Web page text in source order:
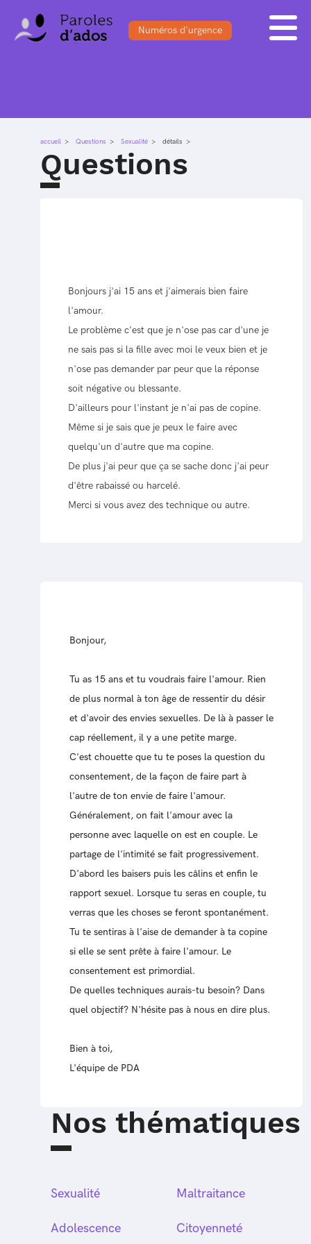
Numéros d'urgence
ACCUEIL
SONDAGES
accueil Questions Sexualité détails
Questions
Bonjours j'ai 15 ans et j'aimerais bien faire
l'amour.
Le problème c'est que je n'ose pas car d'une je
ne sais pas si la fille avec moi le veux bien et je
n'ose pas demander par peur que la réponse
soit négative ou blessante.
D'ailleurs pour l'instant je n'ai pas de copine.
Même si je sais que je peux le faire avec
quelqu'un d'autre que ma copine.
De plus j'ai peur que ça se sache donc j'ai peur
d'être rabaissé ou harcelé.
Merci si vous avez des technique ou autre.
Bonjour,
Tu as 15 ans et tu voudrais faire l'amour. Rien
de plus normal à ton âge de ressentir du désir
et d'avoir des envies sexuelles. De là à passer le
cap réellement, il y a une petite marge.
C'est chouette que tu te poses la question du
consentement, de la façon de faire part à
l'autre de ton envie de faire l'amour.
Généralement, on fait l'amour avec la
personne avec laquelle on est en couple. Le
partage de l'intimité se fait progressivement.
D'abord les baisers puis les câlins et enfin le
rapport sexuel. Lorsque tu seras en couple, tu
verras que les choses se feront spontanément.
Tu te sentiras à l'aise de demander à ta copine
si elle se sent prête à faire l'amour. Le
consentement est primordial.
De quelles techniques aurais-tu besoin? Dans
quel objectif? N'hésite pas à nous en dire plus.
Bien à toi,
L'équipe de PDA
Nos thématiques
Sexualité
Adolescence
Maltraitance
Citoyenneté